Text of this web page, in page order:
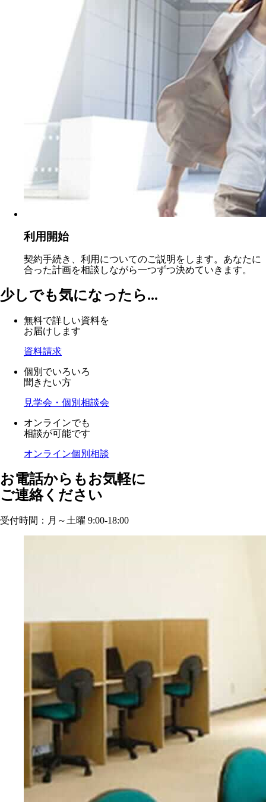
利用開始
契約手続き、利用についてのご説明をします。あなたに
合った計画を相談しながら一つずつ決めていきます。
少しでも気になったら...
無料で詳しい資料を
お届けします
資料請求
個別でいろいろ
聞きたい方
見学会・個別相談会
オンラインでも
相談が可能です
オンライン個別相談
お電話からもお気軽に
ご連絡ください
受付時間：月～土曜 9:00-18:00